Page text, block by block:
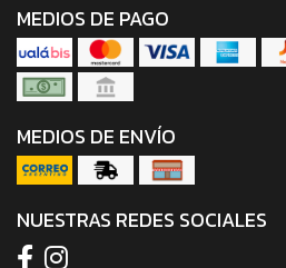
MEDIOS DE PAGO
MEDIOS DE ENVÍO
NUESTRAS REDES SOCIALES